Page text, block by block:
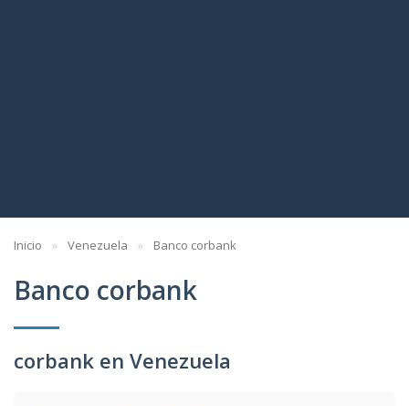
Inicio Venezuela Banco corbank
Banco corbank
corbank en Venezuela